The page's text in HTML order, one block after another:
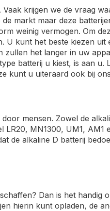
krijgen we de vraag
markt maar deze
weinig vermogen. Om
U kunt het beste kiezen uit
zullen het langer in uw
batterij u kiest, is aan u.
kunt u uiteraard ook bij
mensen. Zowel de
MN1300, UM1, AM1
de alkaline D batterij
Dan is het handig
hierin kunt opladen, de